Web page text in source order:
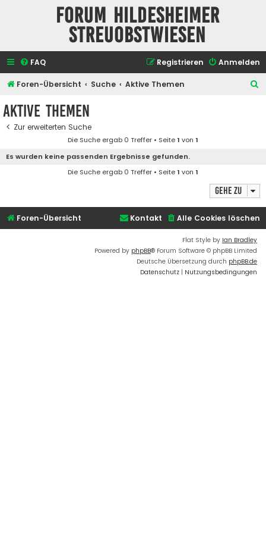
Forum Hildesheimer
Streuobstwiesen
FAQ Anmelden
Registrieren
Foren-Übersicht Suche Aktive Themen
Aktive Themen
Zur erweiterten Suche
Die Suche ergab 0 Treffer • Seite1 von 1
Es wurden keine passenden Ergebnisse gefunden.
Die Suche ergab 0 Treffer • Seite1 von 1
Gehe zu
Foren-Übersicht Alle Cookies löschen
Kontakt
Flat Style by Ian Bradley
Powered by phpBB® Forum Software © phpBB Limited
Deutsche Übersetzung durch phpBB.de
Datenschutz | Nutzungsbedingungen